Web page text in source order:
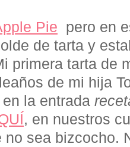
Pie pero en
de tarta y
primera tarta de
de mi hija
la entrada
, en nuestros
no sea bizcocho.